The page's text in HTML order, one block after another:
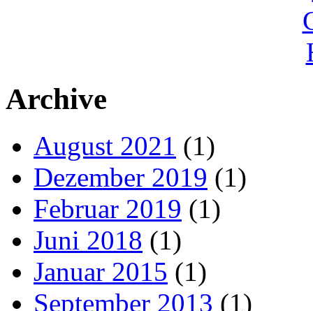
Archive
August 2021 (1)
Dezember 2019 (1)
Februar 2019 (1)
Juni 2018 (1)
Januar 2015 (1)
September 2013 (1)